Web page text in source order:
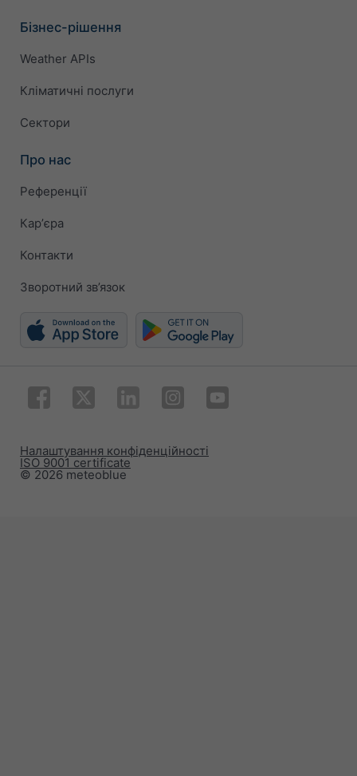
Бізнес-рішення
Weather APIs
Кліматичні послуги
Сектори
Про нас
Референції
Карʼєра
Контакти
Зворотний зв’язок
© 2026 meteoblue
ISO 9001 certificate
Налаштування конфіденційності